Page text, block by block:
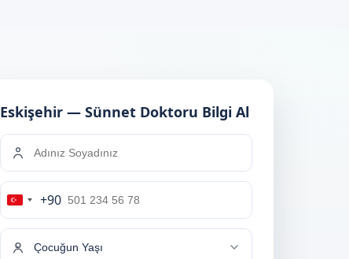
Eskişehir — Sünnet Doktoru Bilgi Al
Turkey
+90
+90